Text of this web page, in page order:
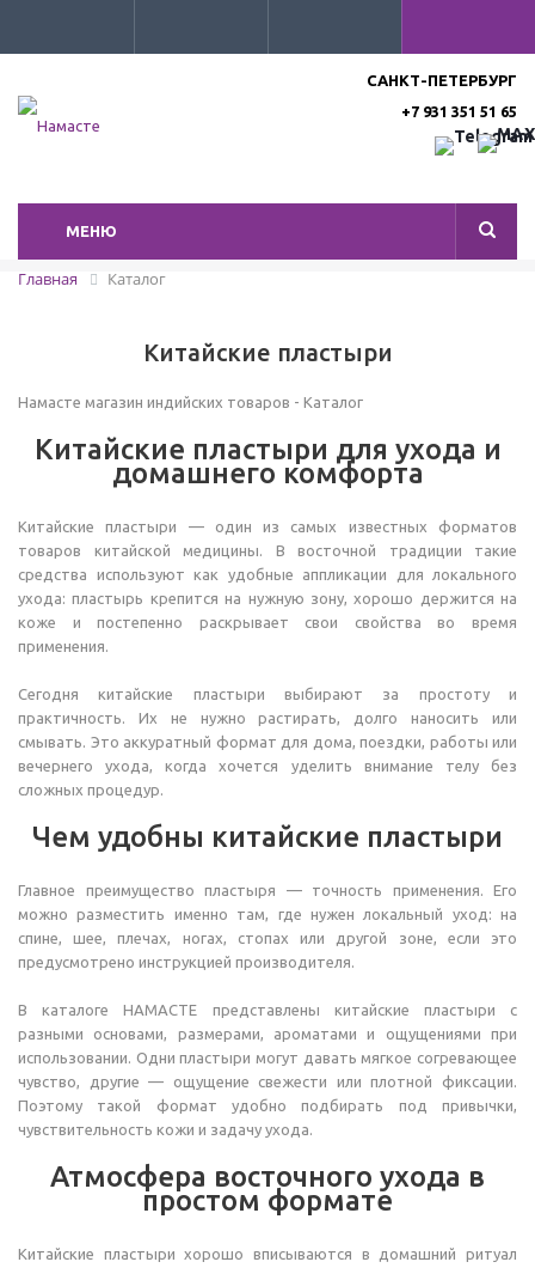
САНКТ-ПЕТЕРБУРГ
+7 931 351 51 65
МЕНЮ
Главная Каталог
Китайские пластыри
Намасте магазин индийских товаров - Каталог
Китайские пластыри для ухода и
домашнего комфорта
Китайские пластыри — один из самых известных форматов
товаров китайской медицины. В восточной традиции такие
средства используют как удобные аппликации для локального
ухода: пластырь крепится на нужную зону, хорошо держится на
коже и постепенно раскрывает свои свойства во время
применения.
Сегодня китайские пластыри выбирают за простоту и
практичность. Их не нужно растирать, долго наносить или
смывать. Это аккуратный формат для дома, поездки, работы или
вечернего ухода, когда хочется уделить внимание телу без
сложных процедур.
Чем удобны китайские пластыри
Главное преимущество пластыря — точность применения. Его
можно разместить именно там, где нужен локальный уход: на
спине, шее, плечах, ногах, стопах или другой зоне, если это
предусмотрено инструкцией производителя.
В каталоге НАМАСТЕ представлены китайские пластыри с
разными основами, размерами, ароматами и ощущениями при
использовании. Одни пластыри могут давать мягкое согревающее
чувство, другие — ощущение свежести или плотной фиксации.
Поэтому такой формат удобно подбирать под привычки,
чувствительность кожи и задачу ухода.
Атмосфера восточного ухода в
простом формате
Китайские пластыри хорошо вписываются в домашний ритуал